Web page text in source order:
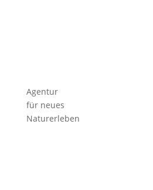
Agentur
für neues
Naturerleben